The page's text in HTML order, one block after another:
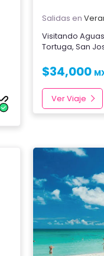
Salidas en
Visitando
Tortuga, San
$34,000
Ver Viaje